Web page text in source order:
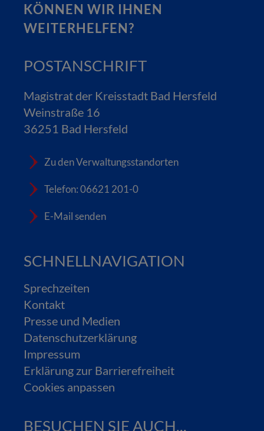
KÖNNEN WIR IHNEN
WEITERHELFEN?
POSTANSCHRIFT
Magistrat der Kreisstadt Bad Hersfeld
Weinstraße 16
36251 Bad Hersfeld
Zu den Verwaltungsstandorten
Telefon: 06621 201-0
E-Mail senden
SCHNELLNAVIGATION
Sprechzeiten
Kontakt
Presse und Medien
Datenschutzerklärung
Impressum
Erklärung zur Barrierefreiheit
Cookies anpassen
BESUCHEN SIE AUCH...